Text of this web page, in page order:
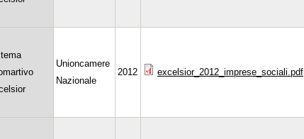
Unioncamere
Nazionale
2012 excelsior_2012_imprese_sociali.pdf